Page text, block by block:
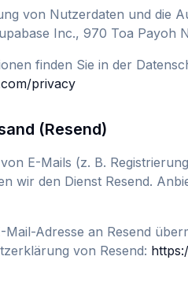
von Nutzerdaten und die
Inc., 970 Toa Payoh
finden Sie in der
privacy
(Resend)
E-Mails (z. B.
wir den Dienst Resend.
Mail-Adresse an Resend
von Resend: